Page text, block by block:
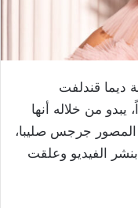
ديما قندلفت
يبدو من خلاله أنها
جرجس صليبا،
الفيديو وعلقت